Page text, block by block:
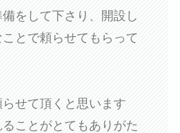
をして下さり、開設し
とで頼らせてもらって
せて頂くと思います
ことがとてもありがた